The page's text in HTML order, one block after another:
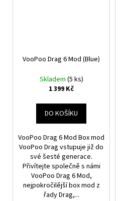
VooPoo Drag 6 Mod (Blue)
Skladem (5 ks)
1 399 Kč
DO KOŠÍKU
VooPoo Drag 6 Mod Box mod
VooPoo Drag vstupuje již do
své šesté generace.
Přivítejte společně s námi
VooPoo Drag 6 Mod,
nejpokročilější box mod z
řady Drag,...